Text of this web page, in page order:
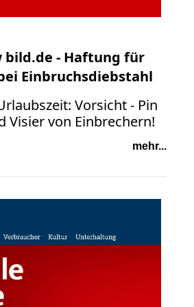
bild.de - Haftung für
Einbruchsdiebstahl
Vorsicht - Pin
Visier von Einbrechern!
mehr...